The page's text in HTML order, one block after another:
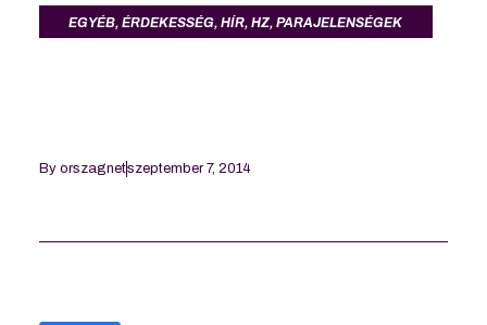
EGYÉB, ÉRDEKESSÉG, HÍR, HZ, PARAJELENSÉGEK
Byorszagnetszeptember 7, 2014